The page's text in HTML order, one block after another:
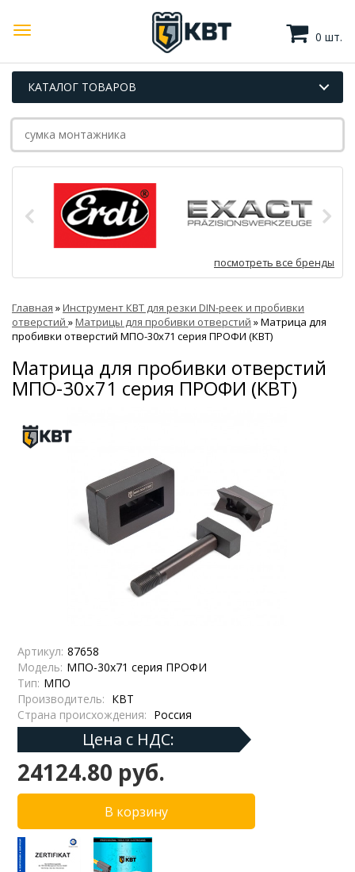
0 шт.
КАТАЛОГ ТОВАРОВ
посмотреть все бренды
Главная »Инструмент КВТ для резки DIN-реек и пробивки
отверстий »Матрицы для пробивки отверстий »Матрица для
пробивки отверстий МПО-30х71 серия ПРОФИ (КВТ)
Матрица для пробивки отверстий
МПО-30х71 серия ПРОФИ (КВТ)
Артикул: 87658
Модель: МПО-30х71 серия ПРОФИ
Тип: МПО
Производитель: КВТ
Страна происхождения: Россия
Цена с НДС:
24124.80 руб.